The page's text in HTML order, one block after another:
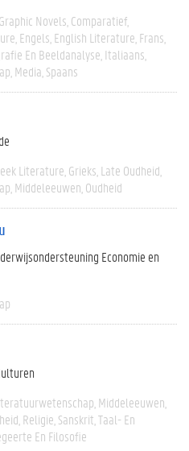
Novels Comparatief
Engels English Literature Frans
En Beeldanalyse Italiaans
Media Spaans
Literature Grieks Late Oudheid
Middeleeuwen Oudheid
Economie en
Middeleeuwen
Religie Sanskrit Taal- En
En Filosofie